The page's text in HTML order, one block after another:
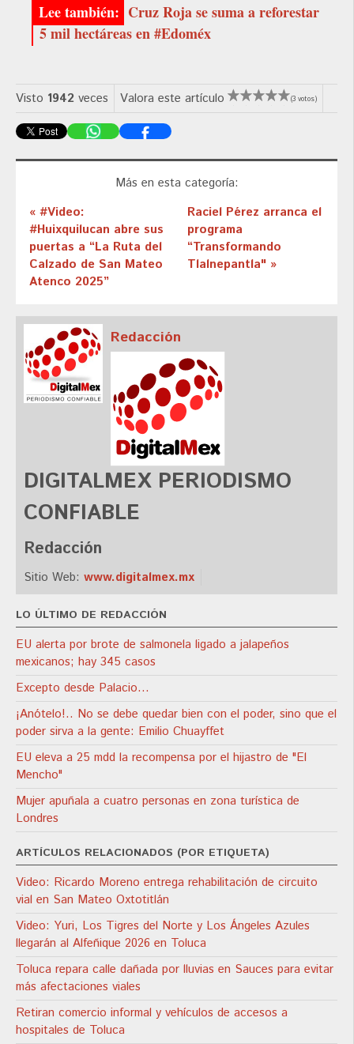
Cruz Roja se suma a reforestar
5 mil hectáreas en #Edoméx
Visto 1942 veces Valora este artículo (3 votos)
Más en esta categoría:
« #Video:
#Huixquilucan abre sus
puertas a “La Ruta del
Calzado de San Mateo
Atenco 2025”
Raciel Pérez arranca el
programa
“Transformando
Tlalnepantla" »
Redacción
DIGITALMEX PERIODISMO
CONFIABLE
Redacción
Sitio Web: www.digitalmex.mx
LO ÚLTIMO DE REDACCIÓN
EU alerta por brote de salmonela ligado a jalapeños
mexicanos; hay 345 casos
Excepto desde Palacio…
¡Anótelo!.. No se debe quedar bien con el poder, sino que el
poder sirva a la gente: Emilio Chuayffet
EU eleva a 25 mdd la recompensa por el hijastro de "El
Mencho"
Mujer apuñala a cuatro personas en zona turística de
Londres
ARTÍCULOS RELACIONADOS (POR ETIQUETA)
Video: Ricardo Moreno entrega rehabilitación de circuito
vial en San Mateo Oxtotitlán
Video: Yuri, Los Tigres del Norte y Los Ángeles Azules
llegarán al Alfeñique 2026 en Toluca
Toluca repara calle dañada por lluvias en Sauces para evitar
más afectaciones viales
Retiran comercio informal y vehículos de accesos a
hospitales de Toluca